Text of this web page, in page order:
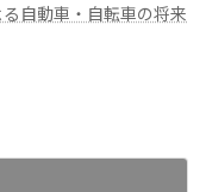
自動車・自転車の将来